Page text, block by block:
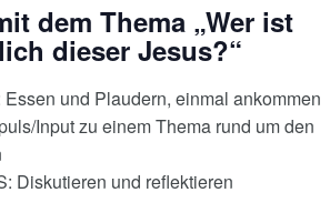
dem Thema „Wer ist
dieser Jesus?“
und Plaudern, einmal ankommen
Input zu einem Thema rund um den
Diskutieren und reflektieren